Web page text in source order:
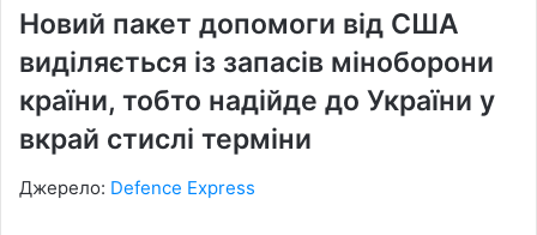
Новий пакет допомоги від США
виділяється із запасів міноборони
країни, тобто надійде до України у
вкрай стислі терміни
Джерело: Defence Express